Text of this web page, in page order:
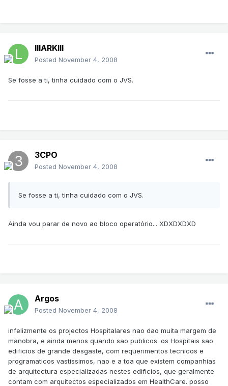
lllARKlll
Posted November 4, 2008
Se fosse a ti, tinha cuidado com o JVS.
3CPO
Posted November 4, 2008
Se fosse a ti, tinha cuidado com o JVS.
Ainda vou parar de novo ao bloco operatório... XDXDXDXD
Argos
Posted November 4, 2008
infelizmente os projectos Hospitalares nao dao muita margem de
manobra, e ainda menos quando sao publicos. os Hospitais sao
edificios de grande desgaste, com requerimentos tecnicos e
programaticos vastissimos, nao e a toa que existem companhias
de arquitectura especializadas nestes edificios, que geralmente
contam com arquitectos especializados em HealthCare. posso